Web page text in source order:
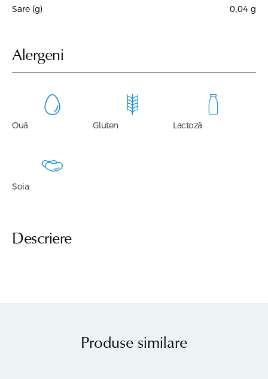
Sare (g) 0,04g
Alergeni
Ouă Gluten Lactoză
Soia
Descriere
Produse similare